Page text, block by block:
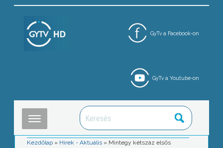
GyTv a Facebook-on
GyTv a Youtube-on
Kezdőlap » Hírek - Aktuális » Mintegy kétszáz elsős